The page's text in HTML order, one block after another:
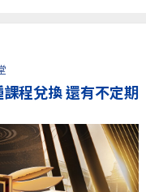
程兌換 還有不定期